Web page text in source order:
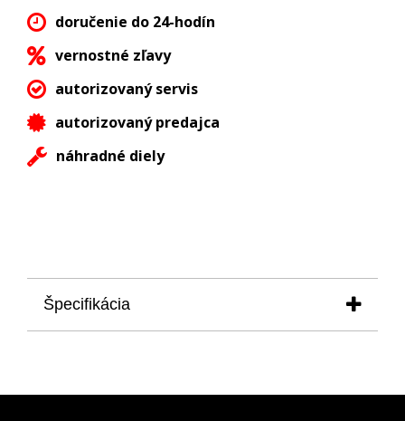
doručenie do 24-hodín
vernostné zľavy
autorizovaný servis
autorizovaný predajca
náhradné diely
Špecifikácia
farba:tmavomodrá